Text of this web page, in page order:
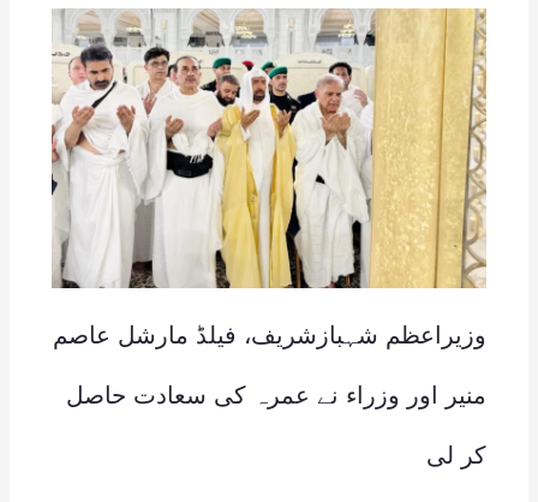
وزیراعظم شہبازشریف، فیلڈ مارشل عاصم
منیر اور وزراء نے عمرہ کی سعادت حاصل
کر لی